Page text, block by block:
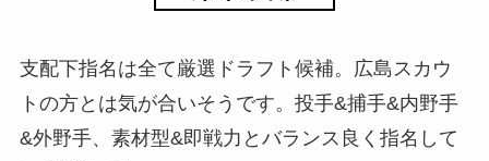
支配下指名は全て厳選ドラフト候補。広島スカウ
トの方とは気が合いそうです。投手&捕手&内野手
&外野手、素材型&即戦力とバランス良く指名して